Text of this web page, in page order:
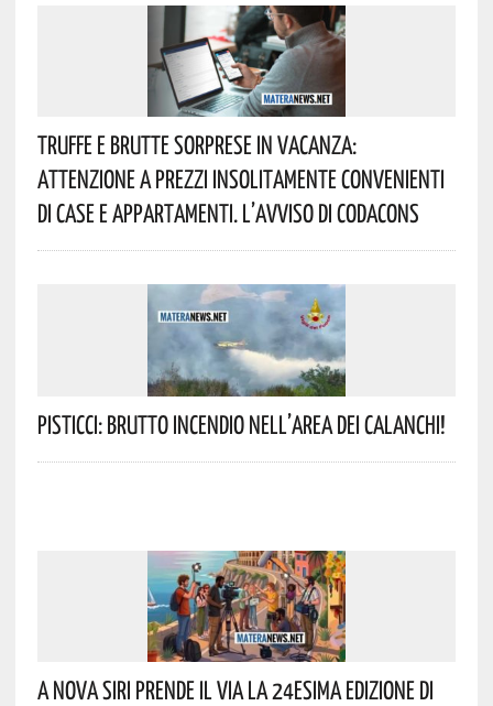
Truffe E Brutte Sorprese In Vacanza:
Attenzione A Prezzi Insolitamente Convenienti
Di Case E Appartamenti. L’avviso Di Codacons
Pisticci: Brutto Incendio Nell’area Dei Calanchi!
A Nova Siri Prende Il Via La 24esima Edizione Di